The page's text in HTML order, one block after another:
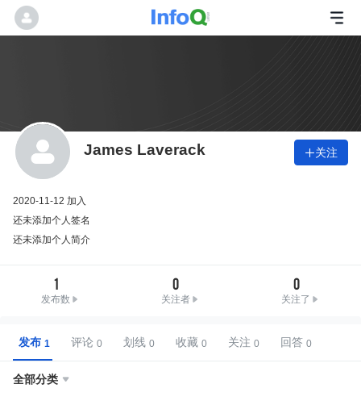
James Laverack 关注
2020-11-12 加入
还未添加个人签名
还未添加个人简介
1
发布数
0
关注者
0
关注了
发布 评论 划线 收藏 关注 回答
全部分类 